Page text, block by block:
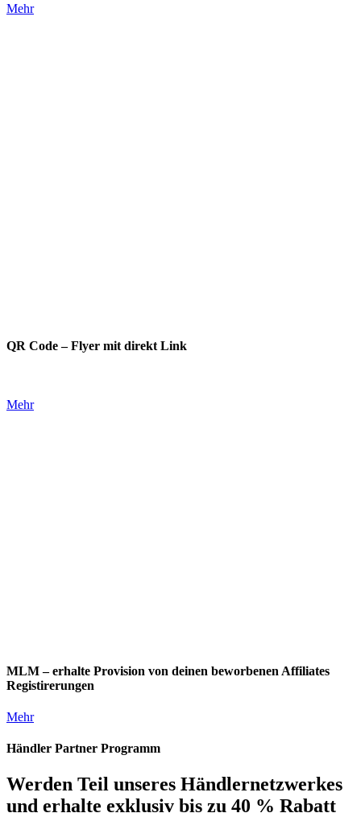
Mehr
QR Code – Flyer mit direkt Link
Mehr
MLM – erhalte Provision von deinen beworbenen Affiliates
Registirerungen
Mehr
Händler Partner Programm
Werden Teil unseres Händlernetzwerkes
und erhalte exklusiv bis zu 40 % Rabatt